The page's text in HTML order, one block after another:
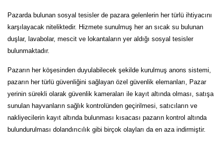
Pazarda bulunan sosyal tesisler de pazara gelenlerin her türlü ihtiyacını
karşılayacak niteliktedir. Hizmete sunulmuş her an sıcak su bulunan
duşlar, lavabolar, mescit ve lokantaların yer aldığı sosyal tesisler
bulunmaktadır.
Pazarın her köşesinden duyulabilecek şekilde kurulmuş anons sistemi,
pazarın her türlü güvenliğini sağlayan özel güvenlik elemanları, Pazar
yerinin sürekli olarak güvenlik kameraları ile kayıt altında olması, satışa
sunulan hayvanların sağlık kontrolünden geçirilmesi, satıcıların ve
nakliyecilerin kayıt altında bulunması kısacası pazarın kontrol altında
bulundurulması dolandırıcılık gibi birçok olayları da en aza indirmiştir.